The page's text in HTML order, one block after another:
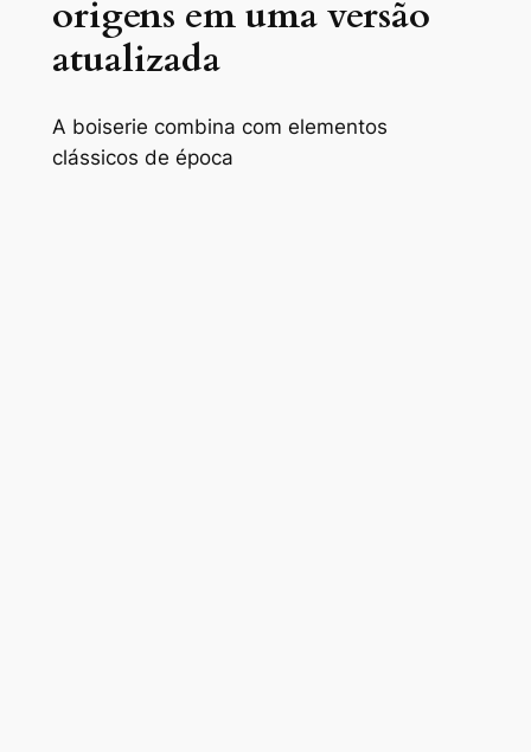
origens em uma versão
atualizada
A boiserie combina com elementos
clássicos de época